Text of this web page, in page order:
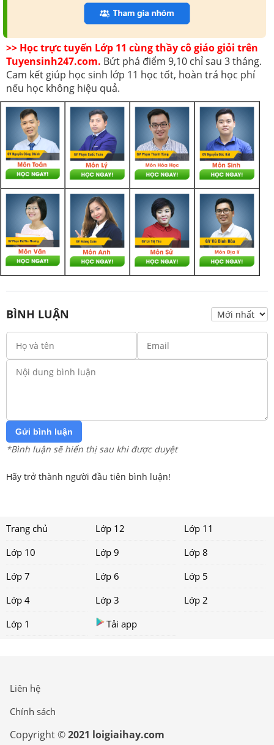
>> Học trực tuyến Lớp 11 cùng thầy cô giáo giỏi trên
Tuyensinh247.com. Bứt phá điểm 9,10 chỉ sau 3 tháng.
Cam kết giúp học sinh lớp 11 học tốt, hoàn trả học phí
nếu học không hiệu quả.
BÌNH LUẬN
Gửi bình luận
*Bình luận sẽ hiển thị sau khi được duyệt
Hãy trở thành người đầu tiên bình luận!
Trang chủ Lớp 12
Lớp 11
Lớp 10
Lớp 9
Lớp 8
Lớp 7
Lớp 6
Lớp 5
Lớp 4
Lớp 3
Lớp 2
Lớp 1
Tải app
Liên hệ
Chính sách
Copyright ©2021 loigiaihay.com